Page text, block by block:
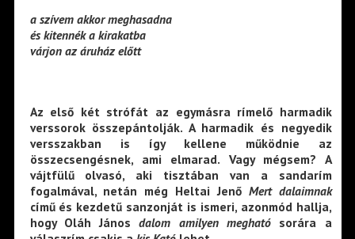
a szívem akkor meghasadna
és kitennék a kirakatba
várjon az áruház előtt
Az első két strófát az egymásra rímelő harmadik
verssorok összepántolják. A harmadik és negyedik
versszakban is így kellene működnie az
összecsengésnek, ami elmarad. Vagy mégsem? A
vájtfülű olvasó, aki tisztában van a sandarím
fogalmával, netán még Heltai Jenő Mert dalaimnak
című és kezdetű sanzonját is ismeri, azonmód hallja,
hogy Oláh Jánosdalom amilyen megható sorára a